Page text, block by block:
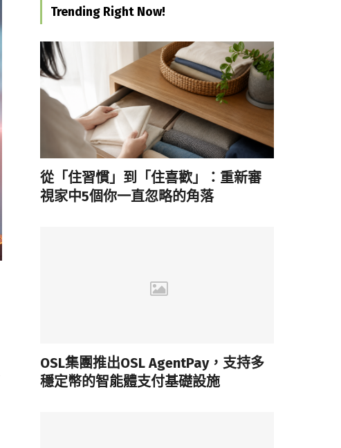
Trending Right Now!
從「住習慣」到「住喜歡」：重新審
視家中5個你一直忽略的角落
OSL集團推出OSL AgentPay，支持多
穩定幣的智能體支付基礎設施